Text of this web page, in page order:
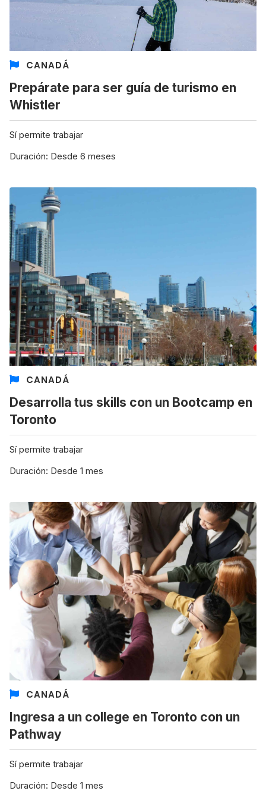
CANADÁ
Prepárate para ser guía de turismo en
Whistler
Sí permite trabajar
Duración: Desde 6 meses
CANADÁ
Desarrolla tus skills con un Bootcamp en
Toronto
Sí permite trabajar
Duración: Desde 1 mes
CANADÁ
Ingresa a un college en Toronto con un
Pathway
Sí permite trabajar
Duración: Desde 1 mes